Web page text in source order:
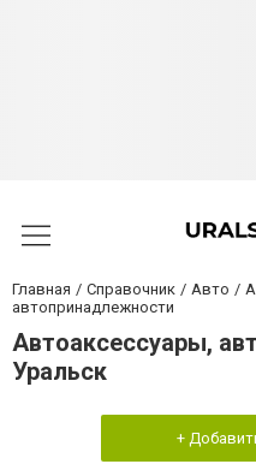
Главная Справочник Авто
автопринадлежности
Автоаксессуары,
Уральск
+